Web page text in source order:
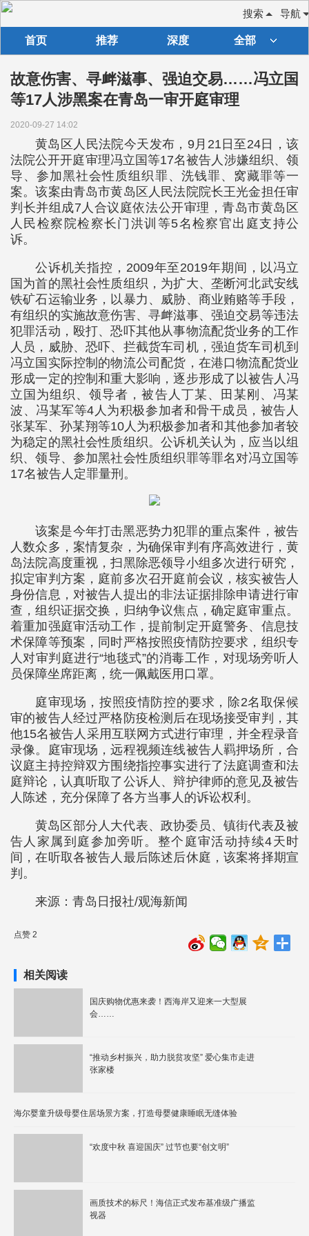
导航
搜索
首页 推荐 深度 全部
故意伤害、寻衅滋事、强迫交易……冯立国
等17人涉黑案在青岛一审开庭审理
2020-09-27 14:02
黄岛区人民法院今天发布，9月21日至24日，该
法院公开开庭审理冯立国等17名被告人涉嫌组织、领
导、参加黑社会性质组织罪、洗钱罪、窝藏罪等一
案。该案由青岛市黄岛区人民法院院长王光金担任审
判长并组成7人合议庭依法公开审理，青岛市黄岛区
人民检察院检察长门洪训等5名检察官出庭支持公
诉。
公诉机关指控，2009年至2019年期间，以冯立
国为首的黑社会性质组织，为扩大、垄断河北武安线
铁矿石运输业务，以暴力、威胁、商业贿赂等手段，
有组织的实施故意伤害、寻衅滋事、强迫交易等违法
犯罪活动，殴打、恐吓其他从事物流配货业务的工作
人员，威胁、恐吓、拦截货车司机，强迫货车司机到
冯立国实际控制的物流公司配货，在港口物流配货业
形成一定的控制和重大影响，逐步形成了以被告人冯
立国为组织、领导者，被告人丁某、田某刚、冯某
波、冯某军等4人为积极参加者和骨干成员，被告人
张某军、孙某翔等10人为积极参加者和其他参加者较
为稳定的黑社会性质组织。公诉机关认为，应当以组
织、领导、参加黑社会性质组织罪等罪名对冯立国等
17名被告人定罪量刑。
该案是今年打击黑恶势力犯罪的重点案件，被告
人数众多，案情复杂，为确保审判有序高效进行，黄
岛法院高度重视，扫黑除恶领导小组多次进行研究，
拟定审判方案，庭前多次召开庭前会议，核实被告人
身份信息，对被告人提出的非法证据排除申请进行审
查，组织证据交换，归纳争议焦点，确定庭审重点。
着重加强庭审活动工作，提前制定开庭警务、信息技
术保障等预案，同时严格按照疫情防控要求，组织专
人对审判庭进行“地毯式”的消毒工作，对现场旁听人
员保障坐席距离，统一佩戴医用口罩。
庭审现场，按照疫情防控的要求，除2名取保候
审的被告人经过严格防疫检测后在现场接受审判，其
他15名被告人采用互联网方式进行审理，并全程录音
录像。庭审现场，远程视频连线被告人羁押场所，合
议庭主持控辩双方围绕指控事实进行了法庭调查和法
庭辩论，认真听取了公诉人、辩护律师的意见及被告
人陈述，充分保障了各方当事人的诉讼权利。
黄岛区部分人大代表、政协委员、镇街代表及被
告人家属到庭参加旁听。整个庭审活动持续4天时
间，在听取各被告人最后陈述后休庭，该案将择期宣
判。
来源：青岛日报社/观海新闻
点赞 2
相关阅读
国庆购物优惠来袭！西海岸又迎来一大型展
会……
“推动乡村振兴，助力脱贫攻坚” 爱心集市走进
张家楼
海尔婴童升级母婴住居场景方案，打造母婴健康睡眠无缝体验
“欢度中秋 喜迎国庆” 过节也要“创文明”
画质技术的标尺！海信正式发布基准级广播监
视器